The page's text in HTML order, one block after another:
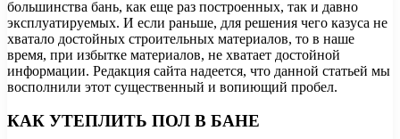
большинства бань, как еще раз построенных, так и давно
эксплуатируемых. И если раньше, для решения чего казуса не
хватало достойных строительных материалов, то в наше
время, при избытке материалов, не хватает достойной
информации. Редакция сайта надеется, что данной статьей мы
восполнили этот существенный и вопиющий пробел.
КАК УТЕПЛИТЬ ПОЛ В БАНЕ